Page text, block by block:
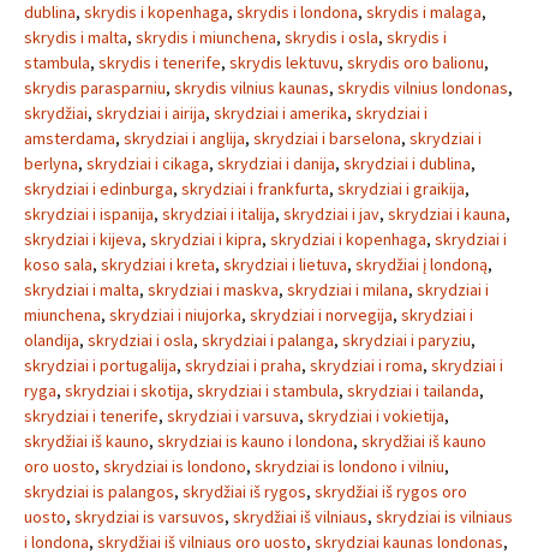
dublina, skrydis i kopenhaga, skrydis i londona, skrydis i malaga,
skrydis i malta, skrydis i miunchena, skrydis i osla, skrydis i
stambula, skrydis i tenerife, skrydis lektuvu, skrydis oro balionu,
skrydis parasparniu, skrydis vilnius kaunas, skrydis vilnius londonas,
skrydžiai, skrydziai i airija, skrydziai i amerika, skrydziai i
amsterdama, skrydziai i anglija, skrydziai i barselona, skrydziai i
berlyna, skrydziai i cikaga, skrydziai i danija, skrydziai i dublina,
skrydziai i edinburga, skrydziai i frankfurta, skrydziai i graikija,
skrydziai i ispanija, skrydziai i italija, skrydziai i jav, skrydziai i kauna,
skrydziai i kijeva, skrydziai i kipra, skrydziai i kopenhaga, skrydziai i
koso sala, skrydziai i kreta, skrydziai i lietuva, skrydžiai į londoną,
skrydziai i malta, skrydziai i maskva, skrydziai i milana, skrydziai i
miunchena, skrydziai i niujorka, skrydziai i norvegija, skrydziai i
olandija, skrydziai i osla, skrydziai i palanga, skrydziai i paryziu,
skrydziai i portugalija, skrydziai i praha, skrydziai i roma, skrydziai i
ryga, skrydziai i skotija, skrydziai i stambula, skrydziai i tailanda,
skrydziai i tenerife, skrydziai i varsuva, skrydziai i vokietija,
skrydžiai iš kauno, skrydziai is kauno i londona, skrydžiai iš kauno
oro uosto, skrydziai is londono, skrydziai is londono i vilniu,
skrydziai is palangos, skrydžiai iš rygos, skrydžiai iš rygos oro
uosto, skrydziai is varsuvos, skrydžiai iš vilniaus, skrydziai is vilniaus
i londona, skrydžiai iš vilniaus oro uosto, skrydziai kaunas londonas,